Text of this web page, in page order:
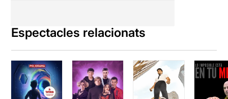
Espectacles relacionats